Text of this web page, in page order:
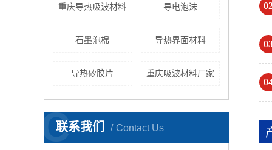
重庆导热吸波材料 导电泡沫
石墨泡棉 导热界面材料
导热矽胶片 重庆吸波材料厂家
联系我们 Contact Us
C